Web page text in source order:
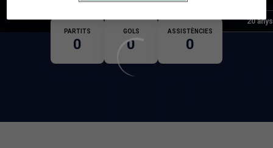
Edat 20 anys
PARTITS
0
GOLS
0
ASSISTÈNCIES
0